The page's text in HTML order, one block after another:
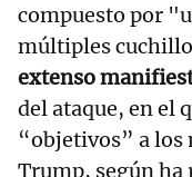
compuesto por
múltiples
extenso
del ataque, en el
“objetivos” a los
Trump, según ha